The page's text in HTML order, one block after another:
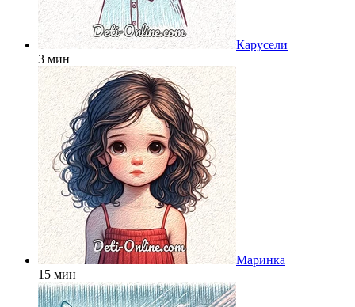
Карусели
3 мин
Маринка
15 мин